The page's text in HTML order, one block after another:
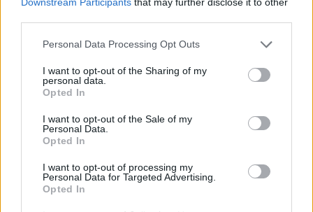
Personal Data Processing Opt Outs
I want to opt-out of the Sharing of my
personal data.
Opted In
I want to opt-out of the Sale of my
Personal Data.
Opted In
I want to opt-out of processing my
Personal Data for Targeted Advertising.
Opted In
Δείτε Ακόμη
Μεταπροπονητική πείνα: Ο λόγος που
μετά...
27 Φεβρουαρίου 2026
αφαιρείται; 8 ερωτήσεις και απαντήσεις